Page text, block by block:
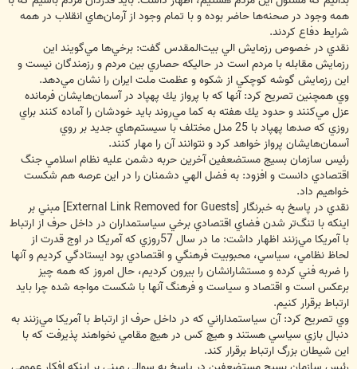
همه وجود در صحنه‌ها حاضر بوده و با تمام وجود از آرمان‌هاي انقلاب در همه
شرايط دفاع كردند.
نقدي در خصوص رزمايش الي بيت‌المقدس گفت: برخي‌ها مي‌گويند اين
رزمايش مقابله با مردم است در حاليكه حصاري بين مردم و رزمندگان نيست و
اين رزمايش گوشه كوچكي از شكوه و عظمت ملت ايران را نشان مي‌دهد.
وي همچنين تصريح كرد: آنها كه با پرواز يك پهپاد در آسمان‌هايشان فرمانده
عزل مي‌كنند و حدود يك هفته به كما مي‌روند بايد خودشان را آماده كنند براي
روزي كه صدها پهپاد با 25 مدل مختلف با سيستم‌هاي جديد بر روي
آسمان‌هايشان پرواز خواهد كرد و نتوانند آن‌ را مهار كنند.
رئيس سازمان بسيج مستضعفين آخرين حربه دشمن عليه نظام اسلامي جنگ
اقتصادي دانست و افزود: به فضل الهي دشمنان را در اين عرصه هم شكست
خواهيم داد.
نقدي در پاسخ به خبرنگار [External Link Removed for Guests]
مبني بر
اينكه با تنگ‌تر شدن فضاي اقتصادي برخي سياستمداران در داخل حرف از ارتباط
با آمريكا مي‌زنند اظهار داشت: ما در سال 57روزي كه آمريكا در اوج قدرت از
لحاظ نظامي، سياسي، محبوبيت فرهنگي و اقتصادي بود ايستادگي كرديم و آنها
را ضربه فني كرده و مستشارانشان را بيرون كرديم، حال امروز كه همه چيز
برعكس است و اقتصاد و سياست و فرهنگ آنها با شكست مواجه شده چرا بايد
ارتباط برقرار كنيم.
وي تصريح كرد: آن سياستمداراني كه در داخل حرف از ارتباط با آمريكا مي‌زنند به
دنبال بازي سياسي هستند و هيچ كس در هيچ مقامي نخواهند پذيرفت كه با
اين شيطان بزرگ ارتباط برقرار كند.